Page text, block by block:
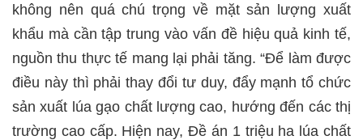
không nên quá chú trọng về mặt sản lượng xuất
khẩu mà cần tập trung vào vấn đề hiệu quả kinh tế,
nguồn thu thực tế mang lại phải tăng. “Để làm được
điều này thì phải thay đổi tư duy, đẩy mạnh tổ chức
sản xuất lúa gạo chất lượng cao, hướng đến các thị
trường cao cấp. Hiện nay, Đề án 1 triệu ha lúa chất